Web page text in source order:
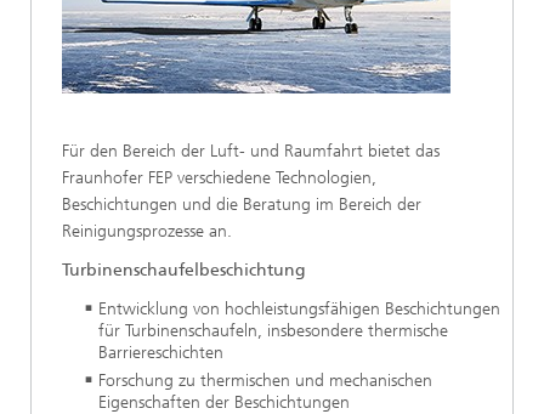
Für den Bereich der Luft- und Raumfahrt bietet das
Fraunhofer FEP verschiedene Technologien,
Beschichtungen und die Beratung im Bereich der
Reinigungsprozesse an.
Turbinenschaufelbeschichtung
Entwicklung von hochleistungsfähigen Beschichtungen
für Turbinenschaufeln, insbesondere thermische
Barriereschichten
Forschung zu thermischen und mechanischen
Eigenschaften der Beschichtungen